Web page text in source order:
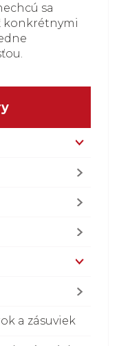
sa
konkrétnymi
a zásuviek